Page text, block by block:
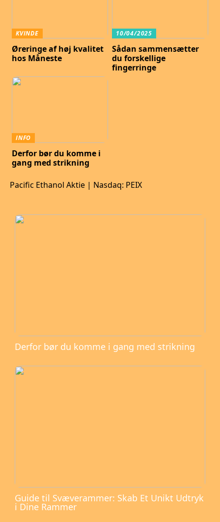
KVINDE
Øreringe af høj kvalitet
hos Måneste
10/04/2025
Sådan sammensætter
du forskellige
fingerringe
INFO
Derfor bør du komme i
gang med strikning
Pacific Ethanol Aktie | Nasdaq: PEIX
Derfor bør du komme i gang med strikning
Guide til Svæverammer: Skab Et Unikt Udtryk
i Dine Rammer